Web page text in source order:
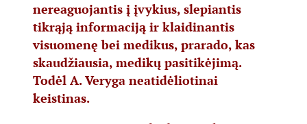
nereaguojantis į įvykius, slepiantis
tikrąją informaciją ir klaidinantis
visuomenę bei medikus, prarado, kas
skaudžiausia, medikų pasitikėjimą.
Todėl A. Veryga neatidėliotinai
keistinas.